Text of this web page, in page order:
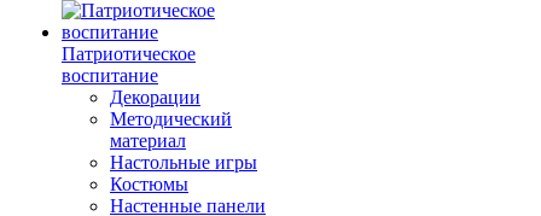
Патриотическое
воспитание
Декорации
Методический
материал
Настольные игры
Костюмы
Настенные панели